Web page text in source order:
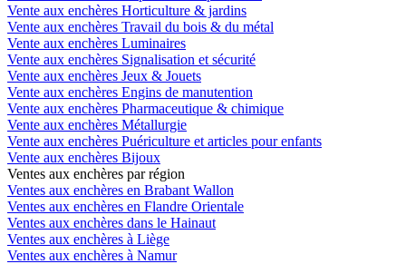
Vente aux enchères Horticulture & jardins
Vente aux enchères Travail du bois & du métal
Vente aux enchères Luminaires
Vente aux enchères Signalisation et sécurité
Vente aux enchères Jeux & Jouets
Vente aux enchères Engins de manutention
Vente aux enchères Pharmaceutique & chimique
Vente aux enchères Métallurgie
Vente aux enchères Puériculture et articles pour enfants
Vente aux enchères Bijoux
Ventes aux enchères par région
Ventes aux enchères en Brabant Wallon
Ventes aux enchères en Flandre Orientale
Ventes aux enchères dans le Hainaut
Ventes aux enchères à Liège
Ventes aux enchères à Namur